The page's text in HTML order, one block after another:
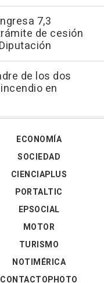
7,3
de cesión
de los dos
en
ECONOMÍA
SOCIEDAD
CIENCIAPLUS
PORTALTIC
EPSOCIAL
MOTOR
TURISMO
NOTIMÉRICA
CONTACTOPHOTO